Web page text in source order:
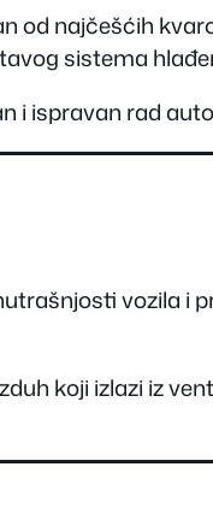
od najčešćih
sistema
i ispravan rad
vozila i
koji izlazi iz